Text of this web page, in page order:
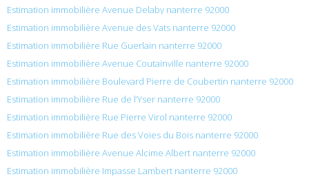
Estimation immobilière Avenue Delaby nanterre 92000
Estimation immobilière Avenue des Vats nanterre 92000
Estimation immobilière Rue Guerlain nanterre 92000
Estimation immobilière Avenue Coutainville nanterre 92000
Estimation immobilière Boulevard Pierre de Coubertin nanterre 92000
Estimation immobilière Rue de l’Yser nanterre 92000
Estimation immobilière Rue Pierre Virol nanterre 92000
Estimation immobilière Rue des Voies du Bois nanterre 92000
Estimation immobilière Avenue Alcime Albert nanterre 92000
Estimation immobilière Impasse Lambert nanterre 92000